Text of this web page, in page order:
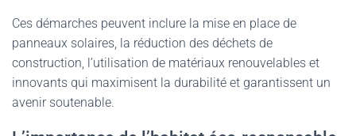
Ces démarches peuvent inclure la mise en place de
panneaux solaires, la réduction des déchets de
construction, l’utilisation de matériaux renouvelables et
innovants qui maximisent la durabilité et garantissent un
avenir soutenable.